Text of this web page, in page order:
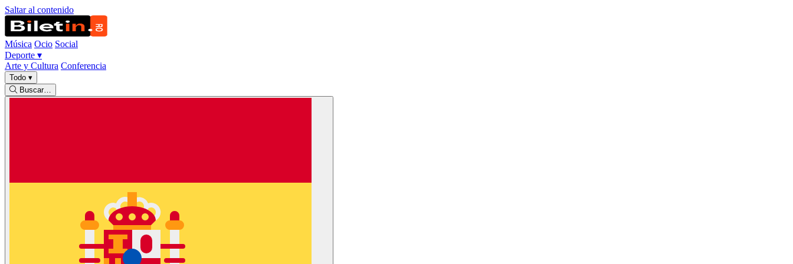
Saltar al contenido
Música Ocio Social
Deporte ▾
Arte y Cultura Conferencia
Todo ▾
Buscar…